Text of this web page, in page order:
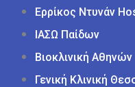
Ερρίκος Ντυνάν
ΙΑΣΩ Παίδων
Βιοκλινική Αθηνών
Γενική Κλινική